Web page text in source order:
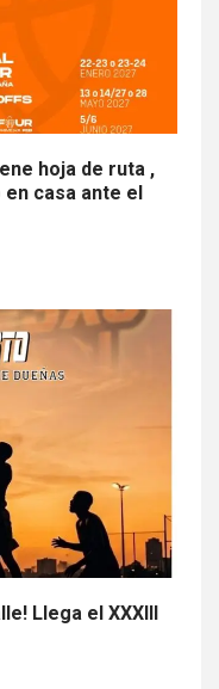
hoja de ruta ,
casa ante el
Llega el XXXIII